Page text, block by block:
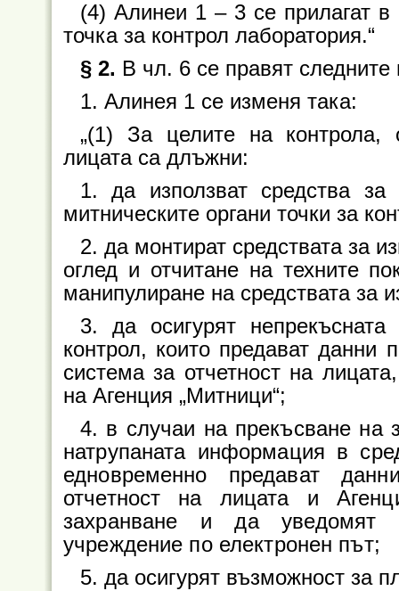
(4) Алинеи 1 – 3 се прилагат в
точка за контрол лаборатория.“
§ 2. В чл. 6 се правят
1. Алинея 1 се изменя така:
„(1) За целите на контрола,
лицата са длъжни:
1. да използват средства
митническите органи точки за
2. да монтират средствата за
оглед и отчитане на техните
манипулиране на средствата за
3. да осигурят
контрол, които предават данни
система за отчетност на
на Агенция „Митници“;
4. в случаи на прекъсване на
натрупаната информация в
едновременно предават
отчетност на лицата и
захранване и да уведомят
учреждение по електронен път;
5. да осигурят възможност за